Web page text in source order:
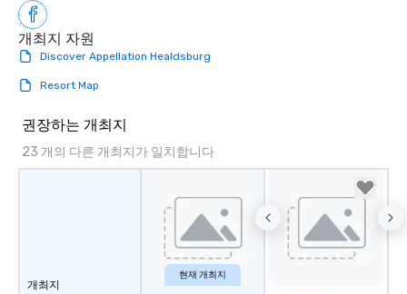
개최지 자원
Discover Appellation Healdsburg
Resort Map
권장하는 개최지
23 개의 다른 개최지가 일치합니다
개최지
현재 개최지